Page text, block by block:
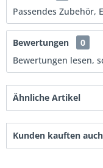
Passendes Zubehör,
Bewertungen
0
Bewertungen lesen,
Ähnliche Artikel
Kunden kauften auch